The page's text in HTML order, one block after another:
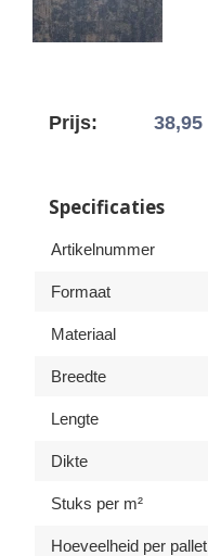
Prijs: 38,95
Specificaties
Artikelnummer
Formaat
Materiaal
Breedte
Lengte
Dikte
Stuks per m²
Hoeveelheid per pallet